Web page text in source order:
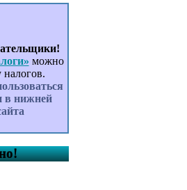
можно
налогов.
в нижней